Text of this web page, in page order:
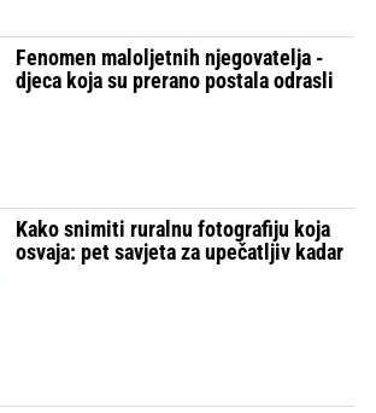
Fenomen maloljetnih njegovatelja -
djeca koja su prerano postala odrasli
Kako snimiti ruralnu fotografiju koja
osvaja: pet savjeta za upečatljiv kadar